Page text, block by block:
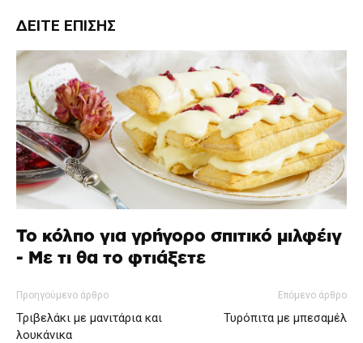
ΔΕΊΤΕ ΕΠΊΣΗΣ
Το κόλπο για γρήγορο σπιτικό μιλφέιγ
- Με τι θα το φτιάξετε
Προηγούμενο άρθρο
Τριβελάκι με μανιτάρια και
λουκάνικα
Επόμενο άρθρο
Τυρόπιτα με μπεσαμέλ